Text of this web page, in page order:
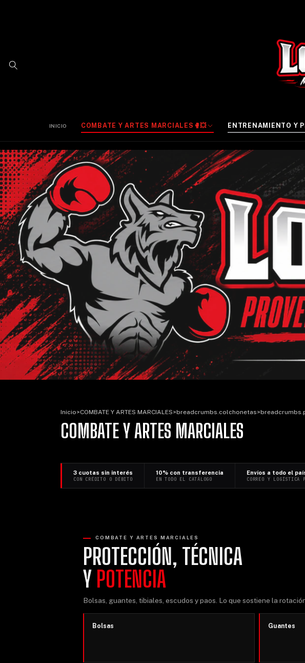
INICIO COMBATE Y ARTES MARCIALES🥊💥 ENTRENAMIENTO Y
Inicio>COMBATE Y ARTES MARCIALES>breadcrumbs.colchonetas>
COMBATE Y ARTES MARCIALES
3 cuotas sin interés
CON CRÉDITO O DÉBITO
10% con transferencia
EN TODO EL CATÁLOGO
Envíos a todo el
CORREO Y LOGÍSTICA
COMBATE Y ARTES MARCIALES
PROTECCIÓN, TÉCNICA
Y POTENCIA
Bolsas, guantes, tibiales, escudos y paos. Lo que sostiene la
Bolsas Guantes